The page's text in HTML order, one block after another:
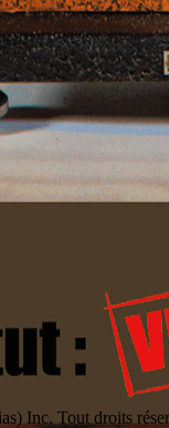
Inc. Tout droits